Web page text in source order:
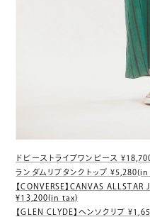
ドビーストライプワンピース
ランダムリブタンクトップ
【CONVERSE】CANVAS ALLSTAR
¥13,200(in tax)
【GLEN CLYDE】ヘンソクリブ